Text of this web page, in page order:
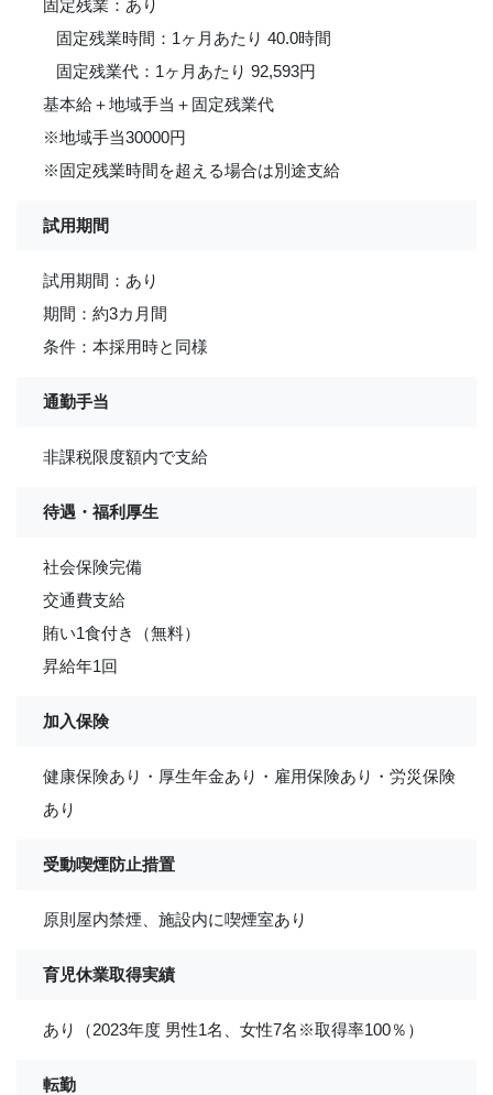
固定残業：あり
固定残業時間：1ヶ月あたり 40.0時間
固定残業代：1ヶ月あたり 92,593円
基本給＋地域手当＋固定残業代
※地域手当30000円
※固定残業時間を超える場合は別途支給
試用期間
試用期間：あり
期間：約3カ月間
条件：本採用時と同様
通勤手当
非課税限度額内で支給
待遇・福利厚生
社会保険完備
交通費支給
賄い1食付き（無料）
昇給年1回
加入保険
健康保険あり・厚生年金あり・雇用保険あり・労災保険
あり
受動喫煙防止措置
原則屋内禁煙、施設内に喫煙室あり
育児休業取得実績
あり（2023年度 男性1名、女性7名※取得率100％）
転勤